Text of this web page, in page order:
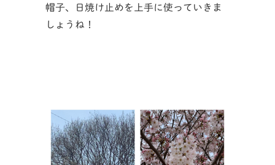
帽子、日焼け止めを上手に使っていきま
しょうね！